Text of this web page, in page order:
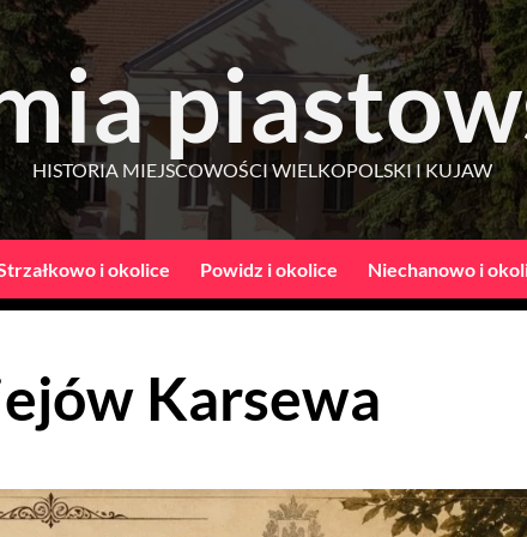
HISTORIA MIEJSCOWOŚCI WIELKOPOLSKI I KUJAW
i okolice Powidz i okolice Niechanowo i
Karsewa